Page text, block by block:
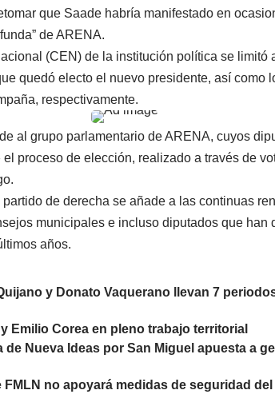
que Saade habría manifestado en
de ARENA.
(CEN) de la institución política se limitó
quedó electo el nuevo presidente, así como
respectivamente.
al grupo parlamentario de ARENA, cuyos
proceso de elección, realizado a través de
de derecha se añade a las continuas
municipales e incluso diputados que han
años.
y Donato Vaquerano llevan 7
Emilio Corea en pleno trabajo territorial
de Nueva Ideas por San Miguel apuesta a
FMLN no apoyará medidas de seguridad